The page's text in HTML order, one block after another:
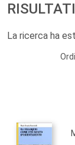
La ricerca ha